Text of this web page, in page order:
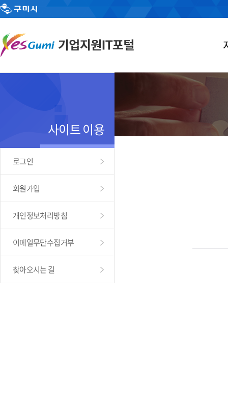
사이트 이용
로그인
회원가입
개인정보처리방침
이메일무단수집거부
찾아오시는 길